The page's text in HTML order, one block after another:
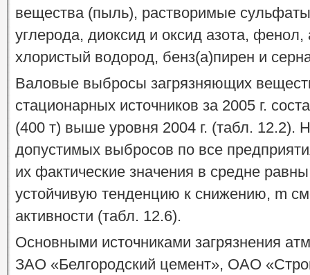
вещества (пыль), растворимые
углерода, диоксид и оксид азота,
хлористый водород, бенз(а)пирен и
Валовые выбросы загрязняющих
стационарных источников за 2005 г.
(400 т) выше уровня 2004 г. (табл. 12.2).
допустимых выбросов по все
их фактические значения в средне
устойчивую тенденцию к снижению, m
активности (табл. 12.6).
Основными источниками загрязнения
ЗАО «Белгородский цемент», ОАО